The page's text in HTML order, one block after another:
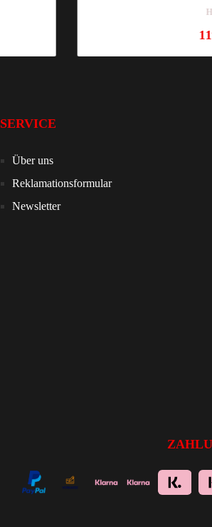
SERVICE
Über uns
Reklamationsformular
Newsletter